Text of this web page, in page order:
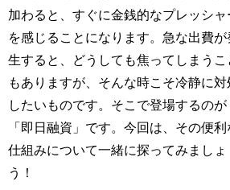
加わると、すぐに金銭的なプレッシャ
を感じることになります。急な出費が
生すると、どうしても焦ってしまうこ
もありますが、そんな時こそ冷静に対
したいものです。そこで登場するのが
「即日融資」です。今回は、その便利
仕組みについて一緒に探ってみましょ
う！